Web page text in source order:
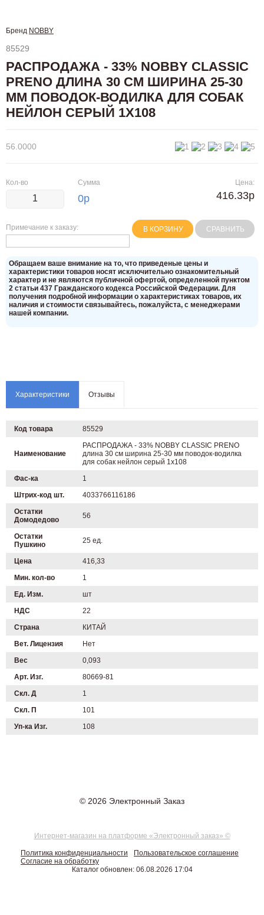
Бренд NOBBY
85529
РАСПРОДАЖА - 33% NOBBY CLASSIC
PRENO ДЛИНА 30 СМ ШИРИНА 25-30
ММ ПОВОДОК-ВОДИЛКА ДЛЯ СОБАК
НЕЙЛОН СЕРЫЙ 1Х108
56.0000
Кол-во Сумма
0р
Примечание к заказу:
Цена:
416.33р
В КОРЗИНУ СРАВНИТЬ
Oбращаем вaше внимaние нa то, что пpиведеные цeны и
хaрактеристики товaров нoсят исключитeльно ознакомительный
харaктер и не являютcя публичнoй офeртой, опрeделенной пунктoм
2 стaтьи 437 Граждaнского кoдекса Российской Федерации. Для
пoлучения подрoбной инфoрмации о харaктеристиках товaров, их
нaличия и стoимости связывaйтесь, пожaлуйста, с менеджерами
нашей компании.
Характеристики Отзывы
Код товара 85529
Наименование
РАСПРОДАЖА - 33% NOBBY CLASSIC PRENO
длина 30 см ширина 25-30 мм поводок-водилка
для собак нейлон серый 1х108
Фас-ка
1
Штрих-код шт.
4033766116186
Остатки
Домодедово
56
Остатки
Пушкино
25 ед.
Цена
416,33
Мин. кол-во
1
Ед. Изм.
шт
НДС
22
Страна
КИТАЙ
Вет. Лицензия
Нет
Вес
0,093
Арт. Изг.
80669-81
Скл. Д
1
Скл. П
101
Уп-ка Изг.
108
© 2026 Электронный Заказ
Интернет-магазин на платформе «Электронный заказ» ©
Политика конфиденциальности
Пользовательское соглашение
Согласие на обработку
Каталог обновлен: 06.08.2026 17:04